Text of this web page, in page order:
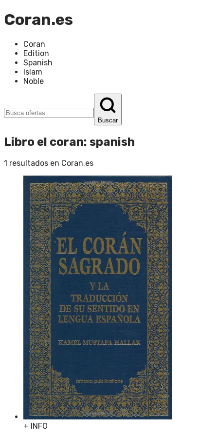
Coran.es
Coran
Edition
Spanish
Islam
Noble
Buscar
Libro el coran: spanish
1 resultados en Coran.es
+ INFO